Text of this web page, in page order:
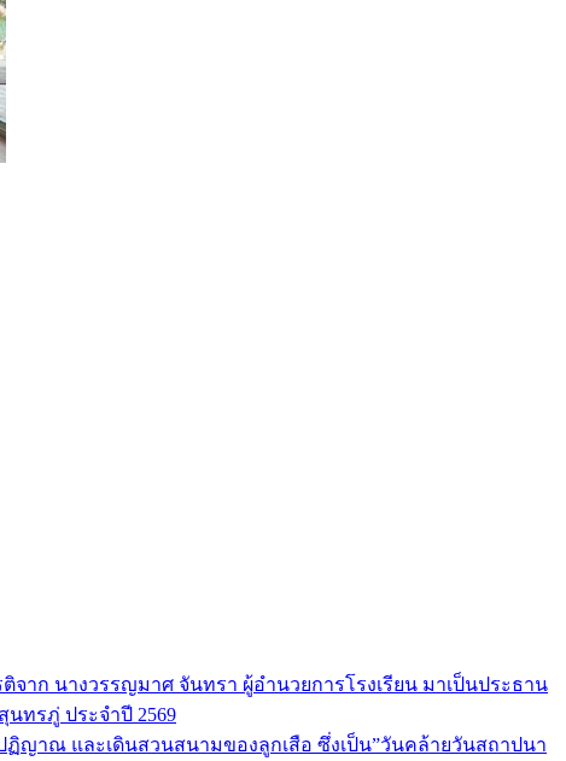
จาก นางวรรญมาศ จันทรา ผู้อำนวยการโรงเรียน มาเป็นประธาน
ทรภู่ ประจำปี 2569
ญาณ และเดินสวนสนามของลูกเสือ ซึ่งเป็น”วันคล้ายวันสถาปนา